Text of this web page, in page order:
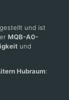
und ist
MQB-A0-
und
Hubraum: